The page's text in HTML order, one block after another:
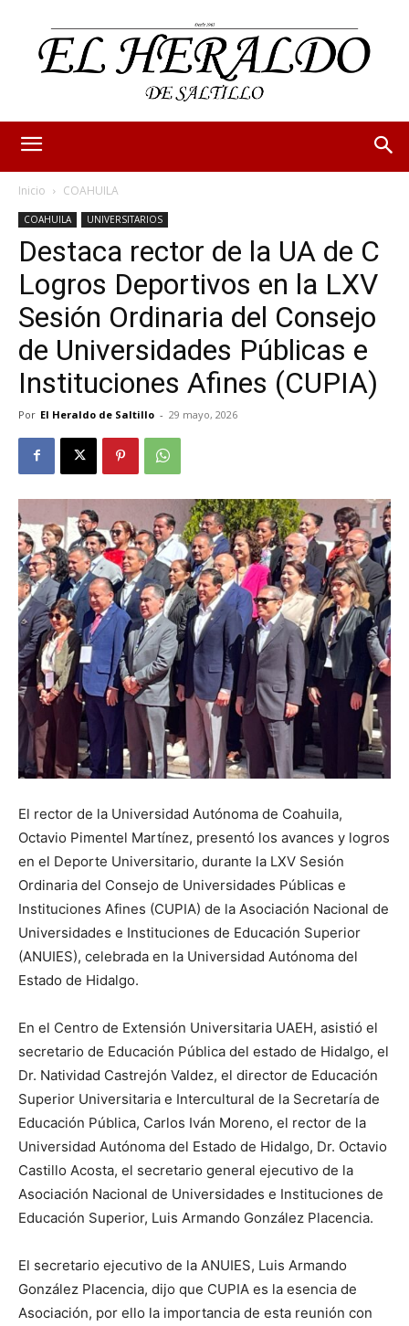
Inicio COAHUILA
COAHUILA UNIVERSITARIOS
Destaca rector de la UA de C
Logros Deportivos en la LXV
Sesión Ordinaria del Consejo
de Universidades Públicas e
Instituciones Afines (CUPIA)
Por El Heraldo de Saltillo - 29 mayo, 2026
El rector de la Universidad Autónoma de Coahuila,
Octavio Pimentel Martínez, presentó los avances y logros
en el Deporte Universitario, durante la LXV Sesión
Ordinaria del Consejo de Universidades Públicas e
Instituciones Afines (CUPIA) de la Asociación Nacional de
Universidades e Instituciones de Educación Superior
(ANUIES), celebrada en la Universidad Autónoma del
Estado de Hidalgo.
En el Centro de Extensión Universitaria UAEH, asistió el
secretario de Educación Pública del estado de Hidalgo, el
Dr. Natividad Castrejón Valdez, el director de Educación
Superior Universitaria e Intercultural de la Secretaría de
Educación Pública, Carlos Iván Moreno, el rector de la
Universidad Autónoma del Estado de Hidalgo, Dr. Octavio
Castillo Acosta, el secretario general ejecutivo de la
Asociación Nacional de Universidades e Instituciones de
Educación Superior, Luis Armando González Placencia.
El secretario ejecutivo de la ANUIES, Luis Armando
González Placencia, dijo que CUPIA es la esencia de
Asociación, por ello la importancia de esta reunión con